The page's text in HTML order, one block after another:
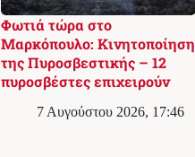
Φωτιά τώρα στο
Μαρκόπουλο: Κινητοποίηση
της Πυροσβεστικής – 12
πυροσβέστες επιχειρούν
7 Αυγούστου 2026, 17:46